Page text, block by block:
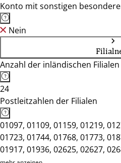
Konto mit sonstigen
Nein
Anzahl der inländischen Filialen
24
Postleitzahlen der Filialen
01097, 01109, 01159, 01219,
01723, 01744, 01768, 01773,
01917, 01936, 02625, 02627,